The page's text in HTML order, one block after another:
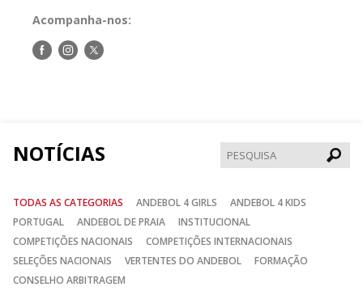
Acompanha-nos:
Siga-Siga-Siga-
NOTÍCIAS
TODAS AS CATEGORIAS ANDEBOL 4 GIRLS
ANDEBOL 4 KIDS
PORTUGAL
ANDEBOL DE PRAIA
INSTITUCIONAL
COMPETIÇÕES NACIONAIS
COMPETIÇÕES INTERNACIONAIS
SELEÇÕES NACIONAIS
VERTENTES DO ANDEBOL
FORMAÇÃO
CONSELHO ARBITRAGEM